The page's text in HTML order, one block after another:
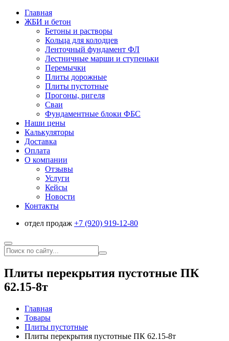
Главная
ЖБИ и бетон
Бетоны и растворы
Кольца для колодцев
Ленточный фундамент ФЛ
Лестничные марши и ступеньки
Перемычки
Плиты дорожные
Плиты пустотные
Прогоны, ригеля
Сваи
Фундаментные блоки ФБС
Наши цены
Калькуляторы
Доставка
Оплата
О компании
Отзывы
Услуги
Кейсы
Новости
Контакты
отдел продаж +7 (920) 919-12-80
Плиты перекрытия пустотные ПК
62.15-8т
Главная
Товары
Плиты пустотные
Плиты перекрытия пустотные ПК 62.15-8т